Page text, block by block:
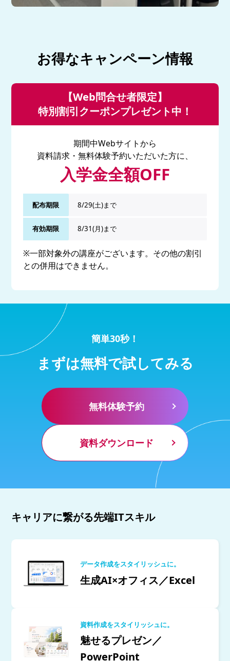
お得なキャンペーン情報
【Web問合せ者限定】
特別割引クーポンプレゼント中！
期間中Webサイトから
資料請求・無料体験予約いただいた方に、
入学金全額OFF
配布期限 8/29(土)まで
有効期限 8/31(月)まで
※一部対象外の講座がございます。その他の割引
との併用はできません。
簡単30秒！
まずは無料で試してみる
無料体験予約
資料ダウンロード
キャリアに繋がる先端ITスキル
データ作成をスタイリッシュに。
生成AI×オフィス／Excel
資料作成をスタイリッシュに。
魅せるプレゼン／
PowerPoint